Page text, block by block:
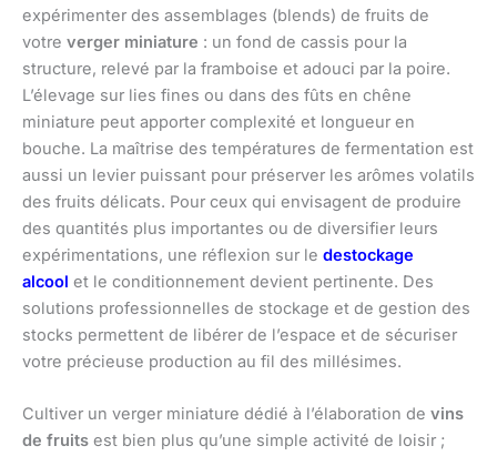
expérimenter des assemblages (blends) de fruits de
votre verger miniature : un fond de cassis pour la
structure, relevé par la framboise et adouci par la poire.
L’élevage sur lies fines ou dans des fûts en chêne
miniature peut apporter complexité et longueur en
bouche. La maîtrise des températures de fermentation est
aussi un levier puissant pour préserver les arômes volatils
des fruits délicats. Pour ceux qui envisagent de produire
des quantités plus importantes ou de diversifier leurs
expérimentations, une réflexion sur le destockage
alcool et le conditionnement devient pertinente. Des
solutions professionnelles de stockage et de gestion des
stocks permettent de libérer de l’espace et de sécuriser
votre précieuse production au fil des millésimes.
Cultiver un verger miniature dédié à l’élaboration de vins
de fruits est bien plus qu’une simple activité de loisir ;